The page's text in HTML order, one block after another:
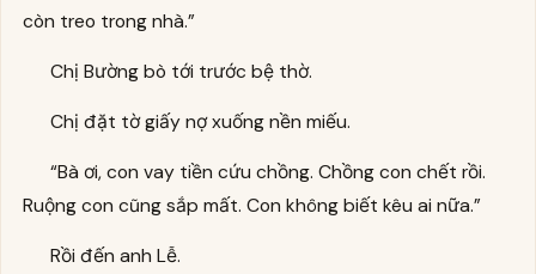
còn treo trong nhà.”
Chị Bường bò tới trước bệ thờ.
Chị đặt tờ giấy nợ xuống nền miếu.
“Bà ơi, con vay tiền cứu chồng. Chồng con chết rồi.
Ruộng con cũng sắp mất. Con không biết kêu ai nữa.”
Rồi đến anh Lễ.